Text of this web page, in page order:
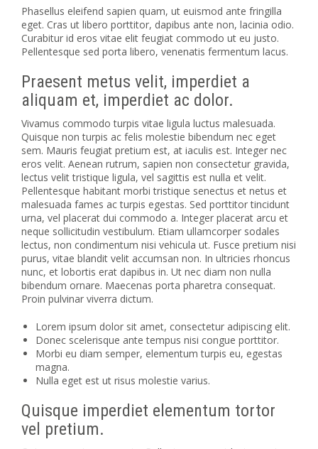
Phasellus eleifend sapien quam, ut euismod ante fringilla
eget. Cras ut libero porttitor, dapibus ante non, lacinia odio.
Curabitur id eros vitae elit feugiat commodo ut eu justo.
Pellentesque sed porta libero, venenatis fermentum lacus.
Praesent metus velit, imperdiet a
aliquam et, imperdiet ac dolor.
Vivamus commodo turpis vitae ligula luctus malesuada.
Quisque non turpis ac felis molestie bibendum nec eget
sem. Mauris feugiat pretium est, at iaculis est. Integer nec
eros velit. Aenean rutrum, sapien non consectetur gravida,
lectus velit tristique ligula, vel sagittis est nulla et velit.
Pellentesque habitant morbi tristique senectus et netus et
malesuada fames ac turpis egestas. Sed porttitor tincidunt
urna, vel placerat dui commodo a. Integer placerat arcu et
neque sollicitudin vestibulum. Etiam ullamcorper sodales
lectus, non condimentum nisi vehicula ut. Fusce pretium nisi
purus, vitae blandit velit accumsan non. In ultricies rhoncus
nunc, et lobortis erat dapibus in. Ut nec diam non nulla
bibendum ornare. Maecenas porta pharetra consequat.
Proin pulvinar viverra dictum.
Lorem ipsum dolor sit amet, consectetur adipiscing elit.
Donec scelerisque ante tempus nisi congue porttitor.
Morbi eu diam semper, elementum turpis eu, egestas
magna.
Nulla eget est ut risus molestie varius.
Quisque imperdiet elementum tortor
vel pretium.